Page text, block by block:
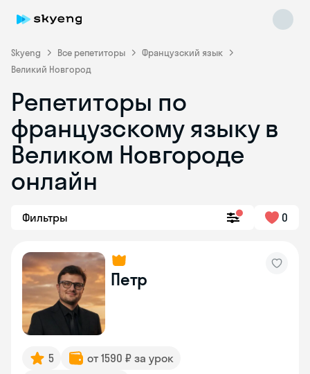
Skyeng Все репетиторы
Французский язык
Великий Новгород
Репетиторы по
французскому языку в
Великом Новгороде
онлайн
Фильтры 0
Петр
5
от 1590 ₽ за урок
Skyeng Chat